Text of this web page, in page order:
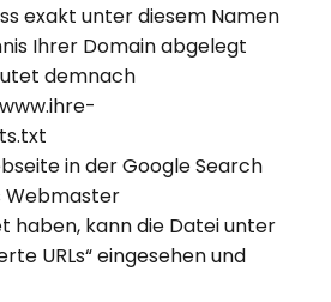
exakt unter diesem Namen
Ihrer Domain abgelegt
demnach
in der Google Search
Webmaster
haben, kann die Datei unter
URLs“ eingesehen und